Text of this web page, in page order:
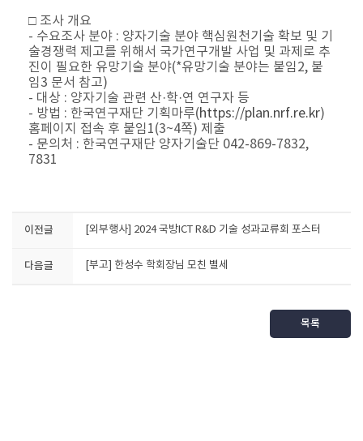
​​□​ ​조사 개요
- 수요조사 분야 : 양자기술 분야 핵심원천기술 확보 및 기
술경쟁력 제고를 위해서 국가연구개발 사업 및 과제로 추
진이 필요한 유망기술 분야(*유망기술 분야는 붙임2, 붙
임3 문서 참고)
- 대상 : 양자기술 관련 산·학·​연 ​ 연구자 등
- 방법 : 한국연구재단 기획마루(https://plan.nrf.re.kr)
홈페이지 접속 후 붙임1(3~4쪽) 제출
- 문의처 : 한국연구재단 양자기술단 042-869-7832,
7831
이전글 [외부행사] 2024 국방ICT R&D 기술 성과교류회 포스터
다음글 [부고] 한성수 학회장님 모친 별세
목록